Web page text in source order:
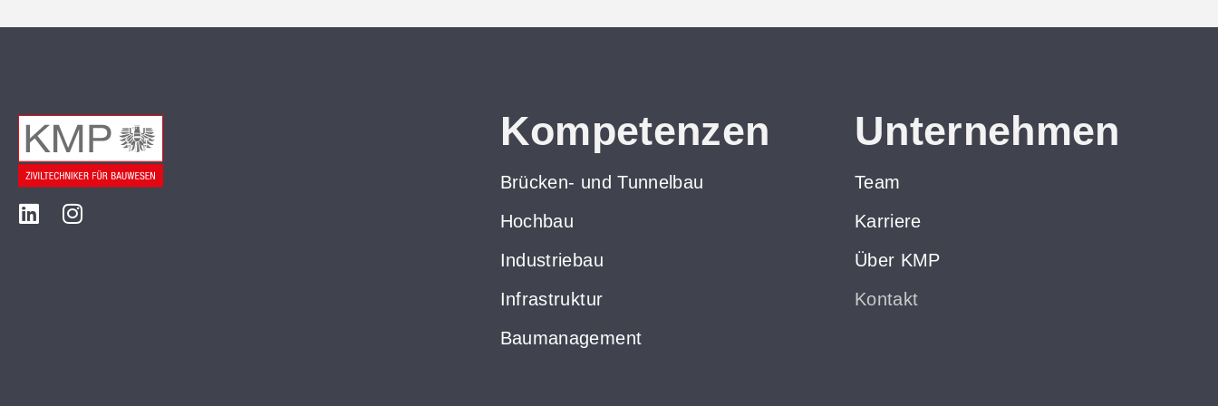
Kompetenzen
Brücken- und Tunnelbau
Hochbau
Industriebau
Infrastruktur
Baumanagement
Unternehmen
Team
Karriere
Über KMP
Kontakt